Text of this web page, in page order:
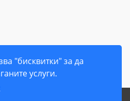
"бисквитки" за да
услуги.